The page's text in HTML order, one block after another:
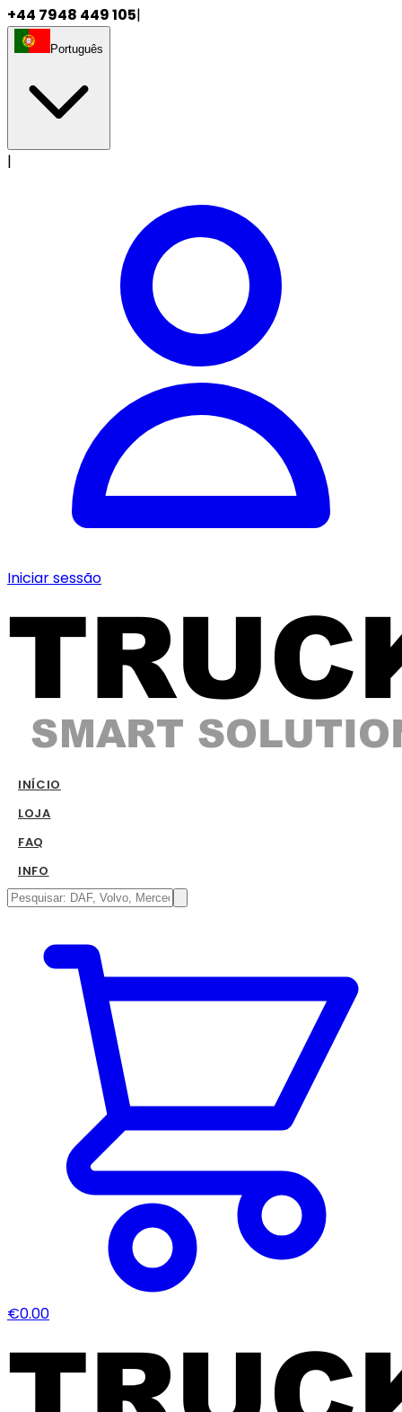
+44 7948 449 105|
Português
|
Iniciar sessão
INÍCIO
LOJA
FAQ
INFO
€0.00